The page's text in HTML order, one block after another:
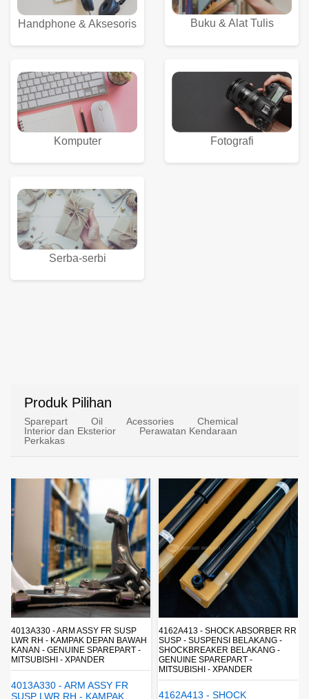
Handphone & Aksesoris Buku & Alat Tulis
Komputer Fotografi
Serba-serbi
Produk Pilihan
Sparepart Oil Acessories
Chemical
Interior dan Eksterior
Perawatan Kendaraan
Perkakas
4013A330 - ARM ASSY FR SUSP
LWR RH - KAMPAK DEPAN BAWAH
KANAN - GENUINE SPAREPART -
MITSUBISHI - XPANDER
4013A330 - ARM ASSY FR
SUSP LWR RH - KAMPAK
4162A413 - SHOCK ABSORBER RR
SUSP - SUSPENSI BELAKANG -
SHOCKBREAKER BELAKANG -
GENUINE SPAREPART -
MITSUBISHI - XPANDER
4162A413 - SHOCK